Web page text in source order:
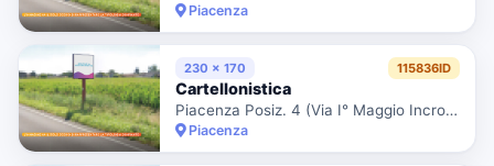
Piacenza
230 x 170 115836ID
Cartellonistica
Piacenza Posiz. 4 (Via I° Maggio Incrocio Con Via Einaudi)
Piacenza